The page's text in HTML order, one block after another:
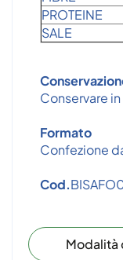
PROTEINE
SALE
Conservare
Formato
Confezione
Cod.
Modalità